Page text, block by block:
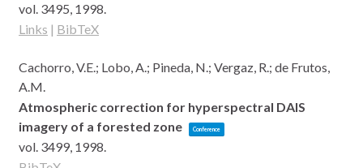
vol. 3495, 1998.
Links | BibTeX
Cachorro, V.E.; Lobo, A.; Pineda, N.; Vergaz, R.; de Frutos,
A.M.
Atmospheric correction for hyperspectral DAIS
imagery of a forested zone
Conference
vol. 3499, 1998.